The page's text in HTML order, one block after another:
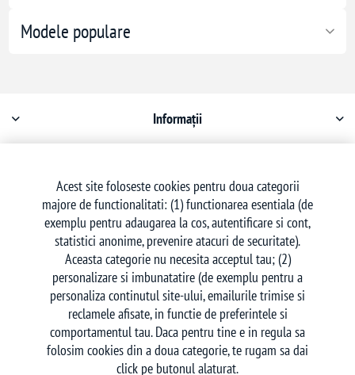
Modele populare
Informații
Serviciu clienți
Urmăriți-ne
Acest site foloseste cookies pentru doua categorii
majore de functionalitati: (1) functionarea esentiala (de
exemplu pentru adaugarea la cos, autentificare si cont,
statistici anonime, prevenire atacuri de securitate).
Aceasta categorie nu necesita acceptul tau; (2)
personalizare si imbunatatire (de exemplu pentru a
personaliza continutul site-ului, emailurile trimise si
reclamele afisate, in functie de preferintele si
comportamentul tau. Daca pentru tine e in regula sa
folosim cookies din a doua categorie, te rugam sa dai
click pe butonul alaturat.